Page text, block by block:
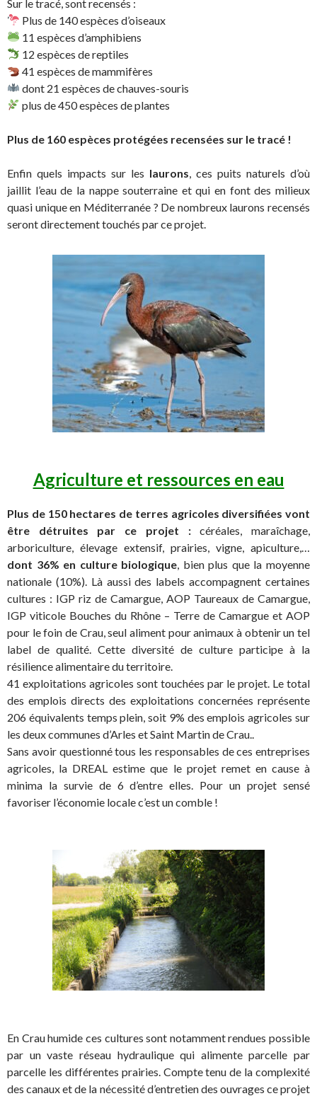
Sur le tracé, sont recensés :
Plus de 140 espèces d’oiseaux
11 espèces d’amphibiens
12 espèces de reptiles
41 espèces de mammifères
dont 21 espèces de chauves-souris
plus de 450 espèces de plantes
Plus de 160 espèces protégées recensées sur le tracé !
Enfin quels impacts sur les laurons , ces puits naturels d’où
jaillit l’eau de la nappe souterraine et qui en font des milieux
quasi unique en Méditerranée ? De nombreux laurons recensés
seront directement touchés par ce projet.
Agriculture et ressources en eau
Plus de 150 hectares de terres agricoles diversifiées vont
être détruites par ce projet :céréales, maraîchage,
arboriculture, élevage extensif, prairies, vigne, apiculture,…
dont 36% en culture biologique , bien plus que la moyenne
nationale (10%). Là aussi des labels accompagnent certaines
cultures : IGP riz de Camargue, AOP Taureaux de Camargue,
IGP viticole Bouches du Rhône – Terre de Camargue et AOP
pour le foin de Crau, seul aliment pour animaux à obtenir un tel
label de qualité. Cette diversité de culture participe à la
résilience alimentaire du territoire.
41 exploitations agricoles sont touchées par le projet. Le total
des emplois directs des exploitations concernées représente
206 équivalents temps plein, soit 9% des emplois agricoles sur
les deux communes d’Arles et Saint Martin de Crau..
Sans avoir questionné tous les responsables de ces entreprises
agricoles, la DREAL estime que le projet remet en cause à
minima la survie de 6 d’entre elles. Pour un projet sensé
favoriser l’économie locale c’est un comble !
En Crau humide ces cultures sont notamment rendues possible
par un vaste réseau hydraulique qui alimente parcelle par
parcelle les différentes prairies. Compte tenu de la complexité
des canaux et de la nécessité d’entretien des ouvrages ce projet